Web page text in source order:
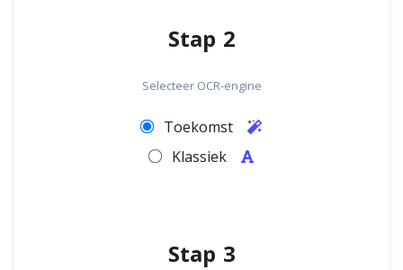
Stap 2
Selecteer OCR-engine
Toekomst
Klassiek
Stap 3